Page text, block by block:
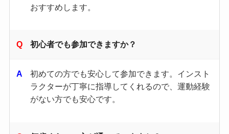
おすすめします。
初心者でも参加できますか？
初めての方でも安心して参加できます。​インスト
ラクターが丁寧に指導してくれるので、運動経験
がない方でも安心です。​